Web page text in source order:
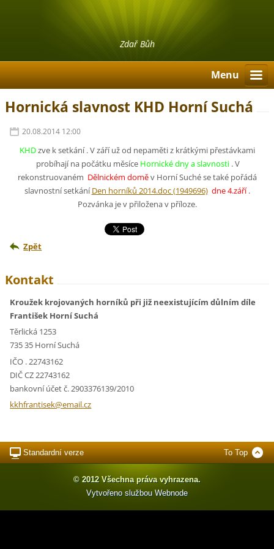
Zdař Bůh
Menu
Hornická slavnost KHD Horní Suchá
20.08.2014 12:00
KHDzve k setkání . V září už od nepaměti z krátkými přestávkami
probíhají na počátku měsíce Hornické dny a slavnosti . V
rekonstruovaném Dělnickém doměv Horní Suché se také pořádá
slavnostní setkáníDen horníků 2014.doc (1949696)dne 4.září.
Pozvánka je v přiložena v příloze.
Zpět
Kontakt
Kroužek krojovaných horníků při již neexistujícím důlním díle
František Horní Suchá
Těrlická 1253
735 35 Horní Suchá
IČO . 22743162
DIČ CZ 22743162
bankovní účet č. 2903376139/2010
kkhfrantisek@email.cz
Standardní verze To Top
© 2012 Všechna práva vyhrazena.
Vytvořeno službou Webnode